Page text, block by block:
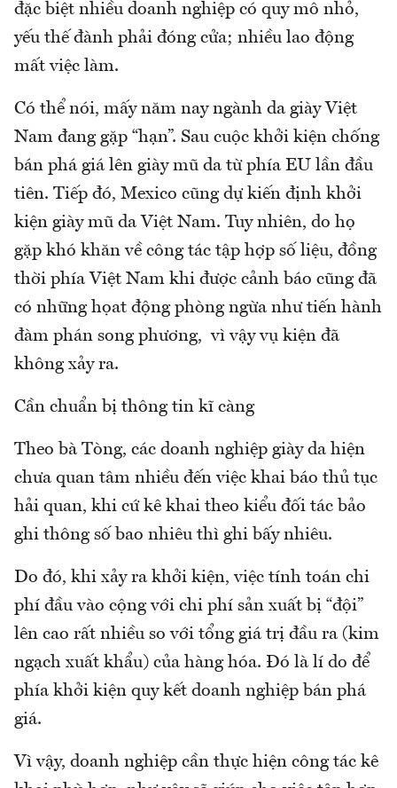
đặc biệt nhiều doanh nghiệp có quy mô nhỏ,
yếu thế đành phải đóng cửa; nhiều lao động
mất việc làm.
Có thể nói, mấy năm nay ngành da giày Việt
Nam đang gặp “hạn”. Sau cuộc khởi kiện chống
bán phá giá lên giày mũ da từ phía EU lần đầu
tiên. Tiếp đó, Mexico cũng dự kiến định khởi
kiện giày mũ da Việt Nam. Tuy nhiên, do họ
gặp khó khăn về công tác tập hợp số liệu, đồng
thời phía Việt Nam khi được cảnh báo cũng đã
có những họat động phòng ngừa như tiến hành
đàm phán song phương, vì vậy vụ kiện đã
không xảy ra.
Cần chuẩn bị thông tin kĩ càng
Theo bà Tòng, các doanh nghiệp giày da hiện
chưa quan tâm nhiều đến việc khai báo thủ tục
hải quan, khi cứ kê khai theo kiểu đối tác bảo
ghi thông số bao nhiêu thì ghi bấy nhiêu.
Do đó, khi xảy ra khởi kiện, việc tính toán chi
phí đầu vào cộng với chi phí sản xuất bị “đội”
lên cao rất nhiều so với tổng giá trị đầu ra (kim
ngạch xuất khẩu) của hàng hóa. Đó là lí do để
phía khởi kiện quy kết doanh nghiệp bán phá
giá.
Vì vậy, doanh nghiệp cần thực hiện công tác kê